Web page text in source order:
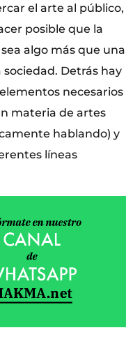
el arte al público,
posible que la
algo más que una
Detrás hay
necesarios
materia de artes
hablando) y
líneas